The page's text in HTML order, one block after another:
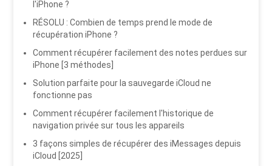
l'iPhone ?
RÉSOLU : Combien de temps prend le mode de
récupération iPhone ?
Comment récupérer facilement des notes perdues sur
iPhone [3 méthodes]
Solution parfaite pour la sauvegarde iCloud ne
fonctionne pas
Comment récupérer facilement l'historique de
navigation privée sur tous les appareils
3 façons simples de récupérer des iMessages depuis
iCloud [2025]